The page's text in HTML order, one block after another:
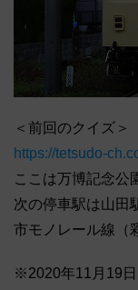
＜前回のクイズ＞
https://tetsudo-
ここは万博記念公
次の停車駅は山田
市モノレール線（
※2020年11月19